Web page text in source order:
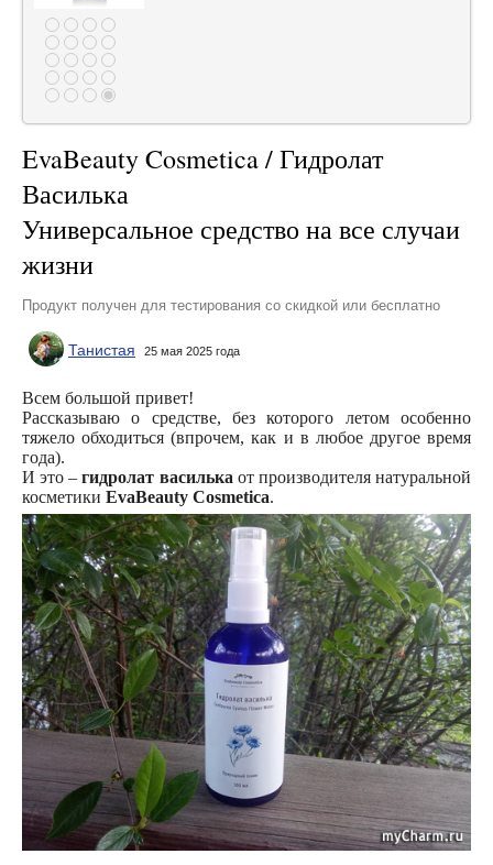
EvaBeauty Cosmetica / Гидролат
Василька
Универсальное средство на все случаи
жизни
Продукт получен для тестирования со скидкой или бесплатно
Танистая 25 мая 2025 года
Всем большой привет!
Рассказываю о средстве, без которого летом особенно
тяжело обходиться (впрочем, как и в любое другое время
года).
И это –гидролат василька от производителя натуральной
косметики EvaBeauty Cosmetica.